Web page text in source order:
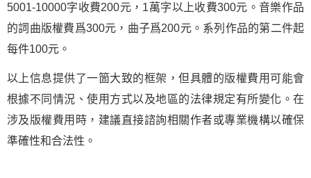
5001-10000字收費200元，1萬字以上收費300元。音樂作品
的詞曲版權費爲300元，曲子爲200元。系列作品的第二件起
每件100元。
以上信息提供了一箇大致的框架，但具體的版權費用可能會
根據不同情況、使用方式以及地區的法律規定有所變化。在
涉及版權費用時，建議直接諮詢相關作者或專業機構以確保
準確性和合法性。